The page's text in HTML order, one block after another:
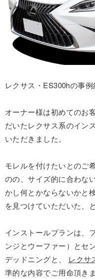
レクサス・ES300hの事例
オーナー様は初めてのお
だいたレクサス系のイン
いただきました。
モレルを付けたいとのご
のの、サイズ的に合わな
かし何とかならないかと
を見つけていただいた、
インストールプランは、
ンジとウーファー）とセ
デッドニングと、 レクサ
準的な内容でご用命頂きま